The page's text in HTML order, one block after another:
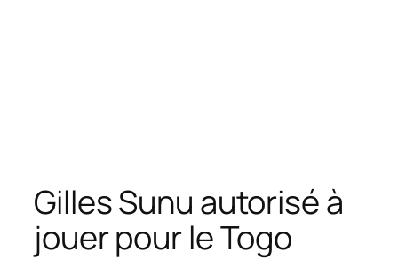
Gilles Sunu autorisé à
jouer pour le Togo